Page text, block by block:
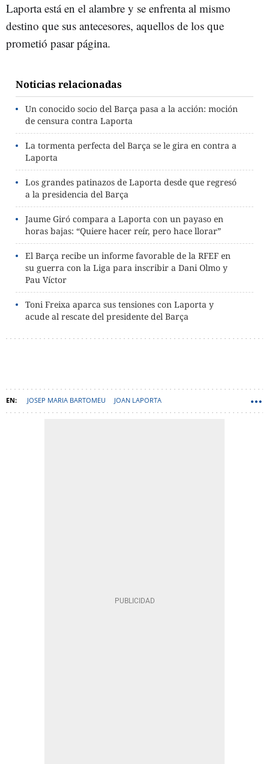
Laporta está en el alambre y se enfrenta al mismo
destino que sus antecesores, aquellos de los que
prometió pasar página.
Noticias relacionadas
Un conocido socio del Barça pasa a la acción: moción
de censura contra Laporta
La tormenta perfecta del Barça se le gira en contra a
Laporta
Los grandes patinazos de Laporta desde que regresó
a la presidencia del Barça
Jaume Giró compara a Laporta con un payaso en
horas bajas: “Quiere hacer reír, pero hace llorar”
El Barça recibe un informe favorable de la RFEF en
su guerra con la Liga para inscribir a Dani Olmo y
Pau Víctor
Toni Freixa aparca sus tensiones con Laporta y
acude al rescate del presidente del Barça
JOSEP MARIA BARTOMEU JOAN LAPORTA